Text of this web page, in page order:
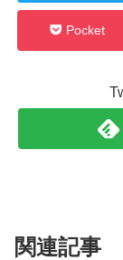
Pocket
関連記事